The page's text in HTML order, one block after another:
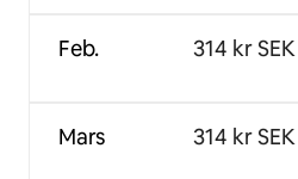
Feb.
Mars
314 kr SEK
314 kr SEK